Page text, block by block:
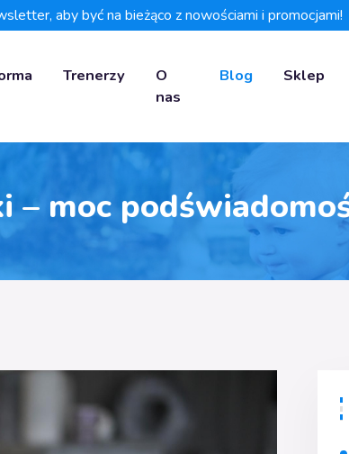
aby być na bieżąco z nowościami i promocjami!
Trenerzy
O
nas
Blog Sklep
– moc